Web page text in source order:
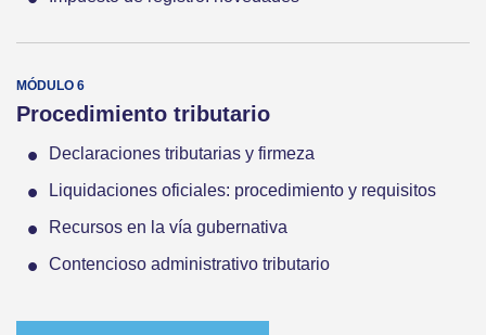
Procedimiento tributario
Declaraciones tributarias y firmeza
Liquidaciones oficiales: procedimiento y requisitos
Recursos en la vía gubernativa
Contencioso administrativo tributario